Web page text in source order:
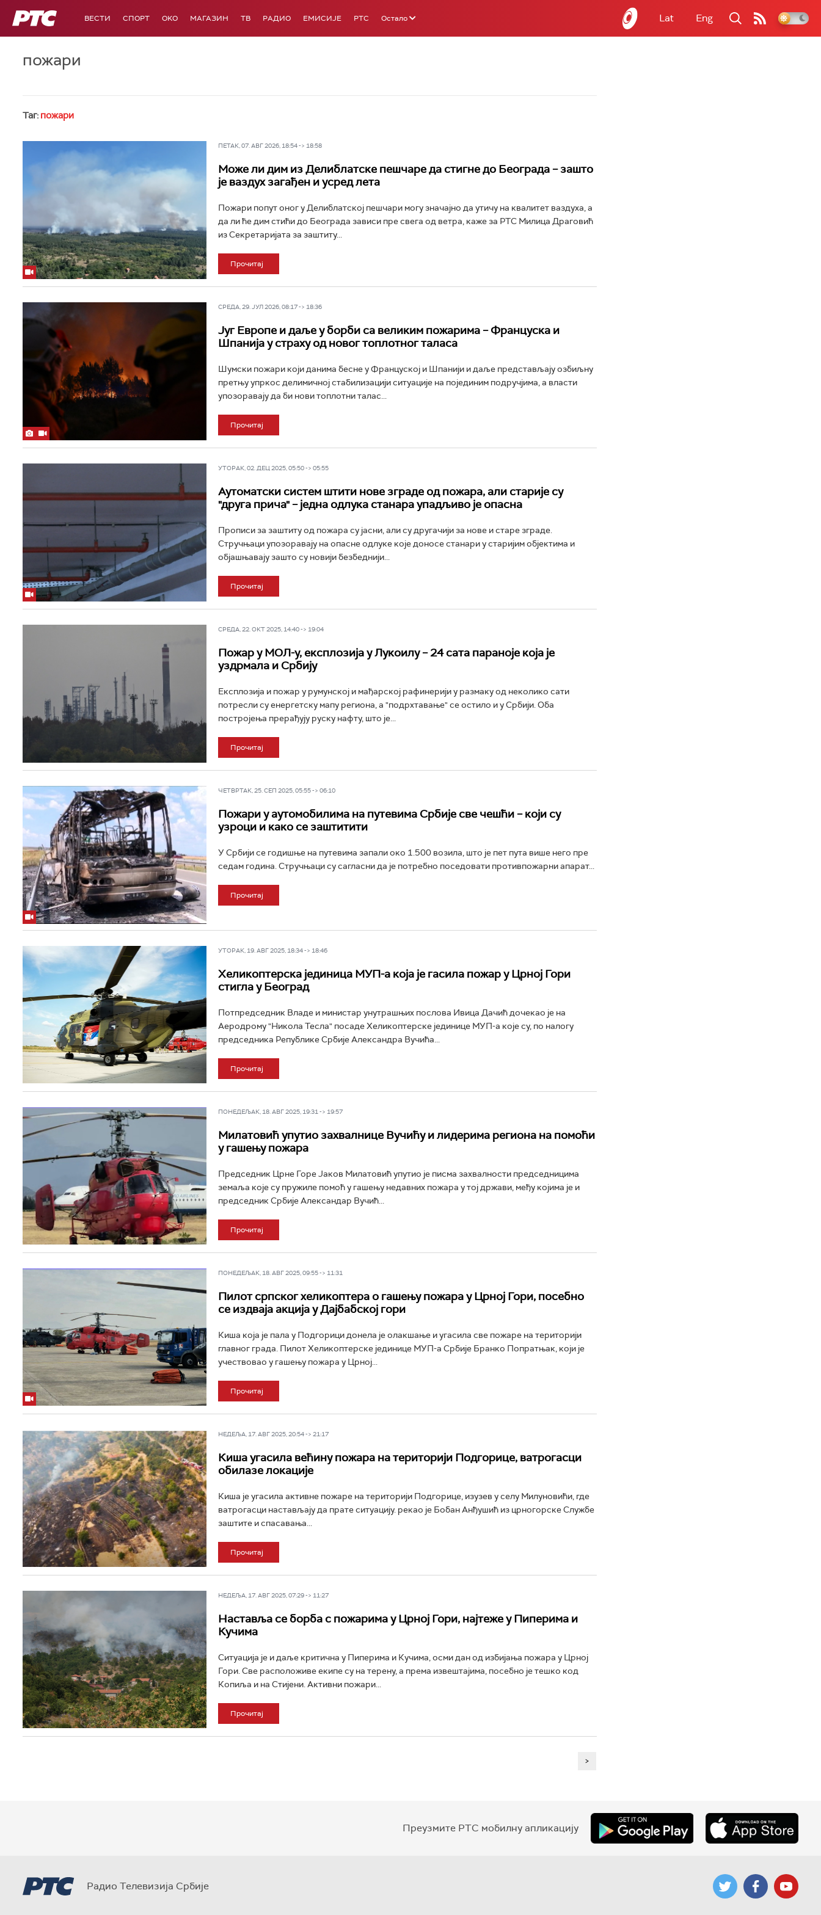
РТС ВЕСТИ СПОРТ OKO МАГАЗИН ТВ РАДИО ЕМИСИЈЕ РТС Остало Lat Eng
пожари
Таг: пожари
ПЕТАК, 07. АВГ 2026, 18:54 -> 18:58
Може ли дим из Делиблатске пешчаре да стигне до Београда – зашто
је ваздух загађен и усред лета
Пожари попут оног у Делиблатској пешчари могу значајно да утичу на квалитет ваздуха, а
да ли ће дим стићи до Београда зависи пре свега од ветра, каже за РТС Милица Драговић
из Секретаријата за заштиту...
Прочитај
СРЕДА, 29. ЈУЛ 2026, 08:17 -> 18:36
Југ Европе и даље у борби са великим пожарима – Француска и
Шпанија у страху од новог топлотног таласа
Шумски пожари који данима бесне у Француској и Шпанији и даље представљају озбиљну
претњу упркос делимичној стабилизацији ситуације на појединим подручјима, а власти
упозоравају да би нови топлотни талас...
Прочитај
УТОРАК, 02. ДЕЦ 2025, 05:50 -> 05:55
Аутоматски систем штити нове зграде од пожара, али старије су
"друга прича" – једна одлука станара упадљиво је опасна
Прописи за заштиту од пожара су јасни, али су другачији за нове и старе зграде.
Стручњаци упозоравају на опасне одлуке које доносе станари у старијим објектима и
објашњавају зашто су новији безбеднији...
Прочитај
СРЕДА, 22. ОКТ 2025, 14:40 -> 19:04
Пожар у МОЛ-у, експлозија у Лукоилу – 24 сата параноје која је
уздрмала и Србију
Експлозија и пожар у румунској и мађарској рафинерији у размаку од неколико сати
потресли су енергетску мапу региона, а "подрхтавање" се остило и у Србији. Оба
постројења прерађују руску нафту, што је...
Прочитај
ЧЕТВРТАК, 25. СЕП 2025, 05:55 -> 06:10
Пожари у аутомобилима на путевима Србије све чешћи – који су
узроци и како се заштитити
У Србији се годишње на путевима запали око 1.500 возила, што је пет пута више него пре
седам година. Стручњаци су сагласни да је потребно поседовати противпожарни апарат...
Прочитај
УТОРАК, 19. АВГ 2025, 18:34 -> 18:46
Хеликоптерска јединица МУП-а која је гасила пожар у Црној Гори
стигла у Београд
Потпредседник Владе и министар унутрашњих послова Ивица Дачић дочекао је на
Аеродрому "Никола Тесла" посаде Хеликоптерске јединице МУП-а које су, по налогу
председника Републике Србије Александра Вучића...
Прочитај
ПОНЕДЕЉАК, 18. АВГ 2025, 19:31 -> 19:57
Милатовић упутио захвалнице Вучићу и лидерима региона на помоћи
у гашењу пожара
Председник Црне Горе Јаков Милатовић упутио је писма захвалности председницима
земаља које су пружиле помоћ у гашењу недавних пожара у тој држави, међу којима је и
председник Србије Александар Вучић...
Прочитај
ПОНЕДЕЉАК, 18. АВГ 2025, 09:55 -> 11:31
Пилот српског хеликоптера о гашењу пожара у Црној Гори, посебно
се издваја акција у Дajбабској гори
Киша која је пала у Подгорици донела је олакшање и угасила све пожаре на територији
главног града. Пилот Хеликоптерске јединице МУП-а Србије Бранко Попратњак, који је
учествовао у гашењу пожара у Црној...
Прочитај
НЕДЕЉА, 17. АВГ 2025, 20:54 -> 21:17
Киша угасила већину пожара на територији Подгорице, ватрогасци
обилазе локације
Киша је угасила активне пожаре на територији Подгорице, изузев у селу Милуновићи, где
ватрогасци настављају да прате ситуацију. рекао је Бобан Анђушић из црногорске Службе
заштите и спасавања...
Прочитај
НЕДЕЉА, 17. АВГ 2025, 07:29 -> 11:27
Наставља се борба с пожарима у Црној Гори, најтеже у Пиперима и
Кучима
Ситуација је и даље критична у Пиперима и Кучима, осми дан од избијања пожара у Црној
Гори. Све расположиве екипе су на терену, а према извештајима, посебно је тешко код
Копиља и на Стијени. Активни пожари...
Прочитај
>
Преузмите РТС мобилну апликацију
Радио Телевизија Србије